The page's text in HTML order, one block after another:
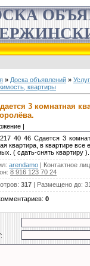
» Доска объявлений »
квартиры
3 комнатная
|
40 46 Сдается 3
квартира, в квартире все
( сдать-снять квартиру
: arendamo | Контактное
: 8 916 123 70 24
: 317 | Размещено до:
: 0